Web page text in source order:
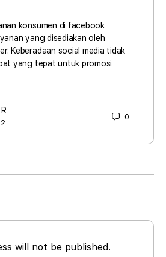
konsumen di facebook
yang disediakan oleh
Keberadaan social media tidak
yang tepat untuk promosi
0
will not be published.